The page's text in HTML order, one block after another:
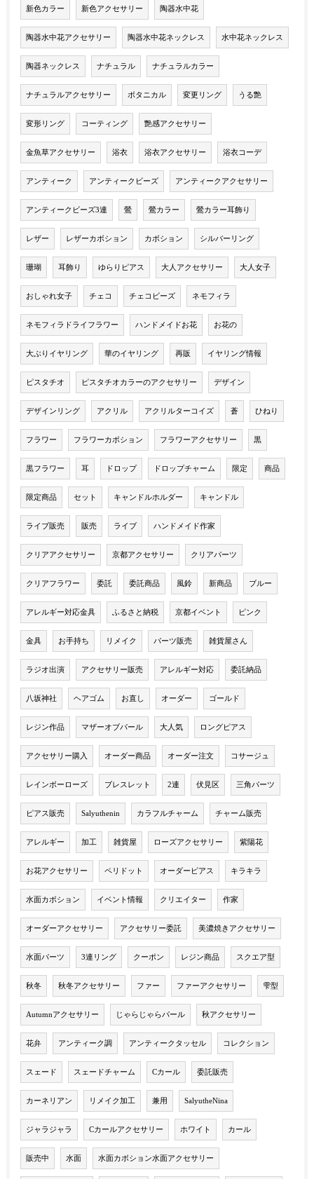
新色カラー 新色アクセサリー 陶器水中花
陶器水中花アクセサリー 陶器水中花ネックレス 水中花ネックレス
陶器ネックレス ナチュラル ナチュラルカラー
ナチュラルアクセサリー ボタニカル 変更リング うる艶
変形リング コーティング 艶感アクセサリー
金魚草アクセサリー 浴衣 浴衣アクセサリー 浴衣コーデ
アンティーク アンティークビーズ アンティークアクセサリー
アンティークビーズ3連 鶯 鶯カラー 鶯カラー耳飾り
レザー レザーカボション カボション シルバーリング
珊瑚 耳飾り ゆらりピアス 大人アクセサリー 大人女子
おしゃれ女子 チェコ チェコビーズ ネモフィラ
ネモフィラドライフラワー ハンドメイドお花 お花の
大ぶりイヤリング 華のイヤリング 再販 イヤリング情報
ピスタチオ ピスタチオカラーのアクセサリー デザイン
デザインリング アクリル アクリルターコイズ 蒼 ひねり
フラワー フラワーカボション フラワーアクセサリー 黒
黒フラワー 耳 ドロップ ドロップチャーム 限定 商品
限定商品 セット キャンドルホルダー キャンドル
ライブ販売 販売 ライブ ハンドメイド作家
クリアアクセサリー 京都アクセサリー クリアパーツ
クリアフラワー 委託 委託商品 風鈴 新商品 ブルー
アレルギー対応金具 ふるさと納税 京都イベント ピンク
金具 お手持ち リメイク パーツ販売 雑貨屋さん
ラジオ出演 アクセサリー販売 アレルギー対応 委託納品
八坂神社 ヘアゴム お直し オーダー ゴールド
レジン作品 マザーオブパール 大人気 ロングピアス
アクセサリー購入 オーダー商品 オーダー注文 コサージュ
レインボーローズ ブレスレット 2連 伏見区 三角パーツ
ピアス販売 Salyuthenin カラフルチャーム チャーム販売
アレルギー 加工 雑貨屋 ローズアクセサリー 紫陽花
お花アクセサリー ペリドット オーダーピアス キラキラ
水面カボション イベント情報 クリエイター 作家
オーダーアクセサリー アクセサリー委託 美濃焼きアクセサリー
水面パーツ 3連リング クーポン レジン商品 スクエア型
秋冬 秋冬アクセサリー ファー ファーアクセサリー 雫型
Autumnアクセサリー じゃらじゃらパール 秋アクセサリー
花弁 アンティーク調 アンティークタッセル コレクション
スェード スェードチャーム Cカール 委託販売
カーネリアン リメイク加工 兼用 SalyutheNina
ジャラジャラ Cカールアクセサリー ホワイト カール
販売中 水面 水面カボション水面アクセサリー